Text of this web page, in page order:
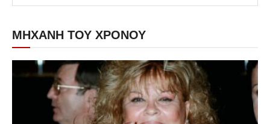
ΜΗΧΑΝΗ ΤΟΥ ΧΡΟΝΟΥ